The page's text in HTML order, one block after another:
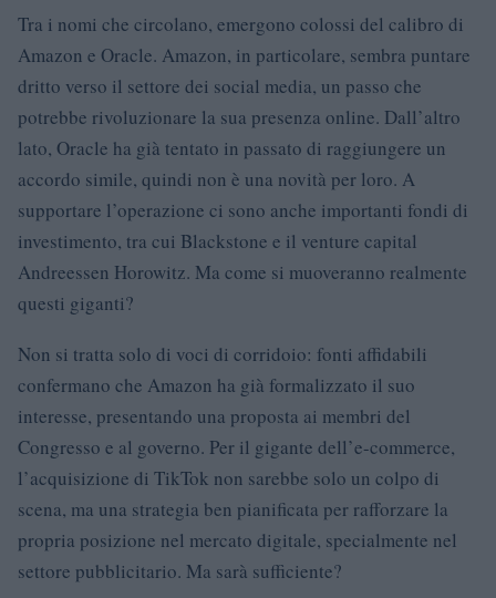
Tra i nomi che circolano, emergono colossi del calibro di
Amazon e Oracle. Amazon, in particolare, sembra puntare
dritto verso il settore dei social media, un passo che
potrebbe rivoluzionare la sua presenza online. Dall’altro
lato, Oracle ha già tentato in passato di raggiungere un
accordo simile, quindi non è una novità per loro. A
supportare l’operazione ci sono anche importanti fondi di
investimento, tra cui Blackstone e il venture capital
Andreessen Horowitz. Ma come si muoveranno realmente
questi giganti?
Non si tratta solo di voci di corridoio: fonti affidabili
confermano che Amazon ha già formalizzato il suo
interesse, presentando una proposta ai membri del
Congresso e al governo. Per il gigante dell’e-commerce,
l’acquisizione di TikTok non sarebbe solo un colpo di
scena, ma una strategia ben pianificata per rafforzare la
propria posizione nel mercato digitale, specialmente nel
settore pubblicitario. Ma sarà sufficiente?